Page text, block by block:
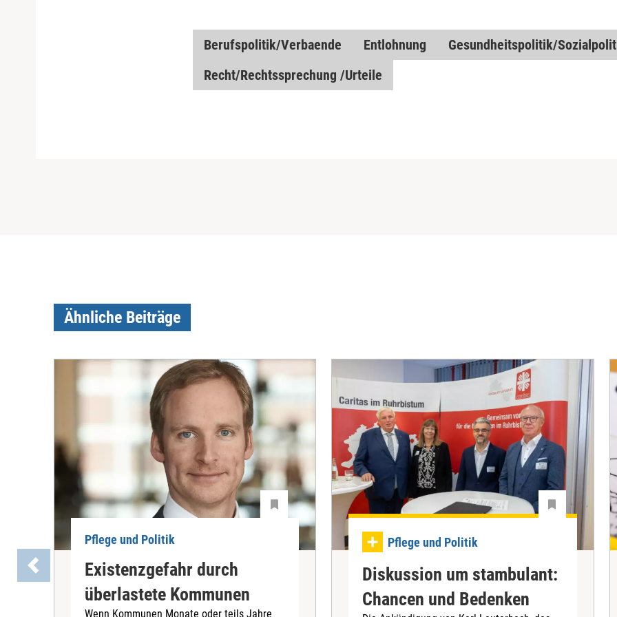
Berufspolitik/Verbaende Entlohnung
Gesundheitspolitik/
Recht/Rechtssprechung /Urteile
Ähnliche Beiträge
Pflege und Politik
Existenzgefahr durch
überlastete Kommunen
Wenn Kommunen Monate oder teils Jahre
Pflege und Politik
Diskussion um stambulant:
Chancen und Bedenken